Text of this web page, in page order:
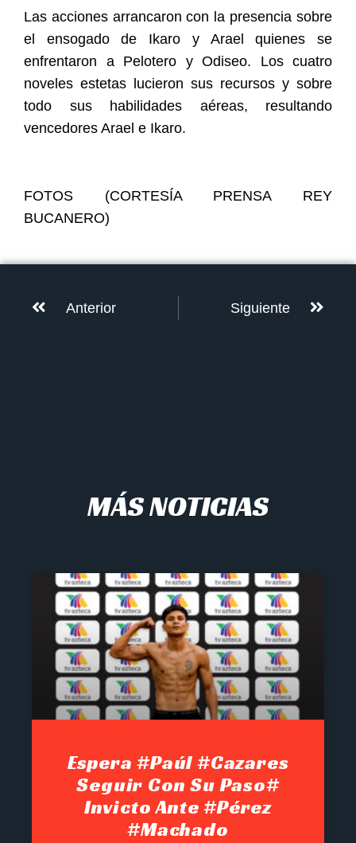
Las acciones arrancaron con la presencia sobre
el ensogado de Ikaro y Arael quienes se
enfrentaron a Pelotero y Odiseo. Los cuatro
noveles estetas lucieron sus recursos y sobre
todo sus habilidades aéreas, resultando
vencedores Arael e Ikaro.
FOTOS (CORTESÍA PRENSA REY
BUCANERO)
Anterior Siguiente
MÁS NOTICIAS
Espera #Paúl #Cazares
Seguir Con Su Paso#
Invicto Ante #Pérez
#Machado